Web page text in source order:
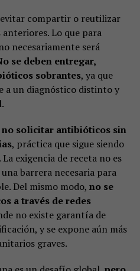
compartir o reutilizar
Lo que para
necesariamente será
se deben entregar,
sobrantes, ya que
a un diagnóstico distinto y
no solicitar antibióticos sin
, práctica que sigue siendo
exigencia de receta no es
barrera necesaria para
Del mismo modo, no se
a través de redes
no existe garantía de
y se expone aún más
graves.